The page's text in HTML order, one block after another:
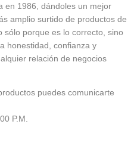
en 1986, dándoles un mejor
amplio surtido de productos de
sólo porque es lo correcto, sino
honestidad, confianza y
relación de negocios
puedes comunicarte
P.M.